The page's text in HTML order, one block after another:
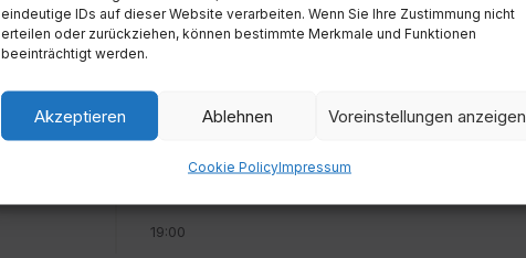
eindeutige IDs auf dieser Website verarbeiten. Wenn Sie Ihre Zustimmung nicht
erteilen oder zurückziehen, können bestimmte Merkmale und Funktionen
beeinträchtigt werden.
Akzeptieren Ablehnen Voreinstellungen anzeigen
Cookie PolicyImpressum
19:00